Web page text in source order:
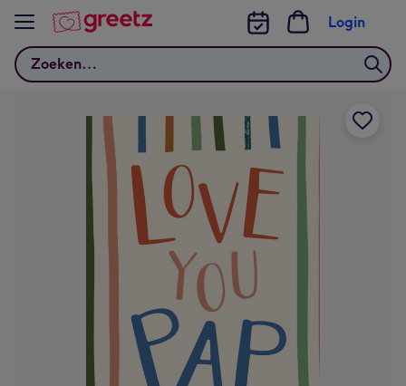
Bekijk meer
Zoeken
Login